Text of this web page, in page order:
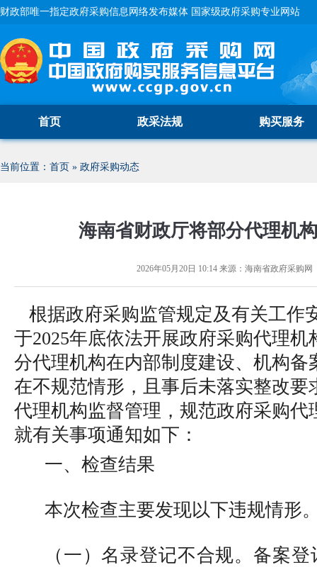
财政部唯一指定政府采购信息网络发布媒体 国家级政府采购专业网站
首页 政采法规 购买服务
当前位置： 首页 » 政府采购动态
海南省财政厅将部分代理机
2026年05月20日 10:14来源： 海南省政府采购网
根据政府采购监管规定及有关工作
于2025年底依法开展政府采购代理
分代理机构在内部制度建设、机构备
在不规范情形，且事后未落实整改要
代理机构监督管理，规范政府采购代
就有关事项通知如下：
一、检查结果
本次检查主要发现以下违规情形
（一）名录登记不合规。 备案登